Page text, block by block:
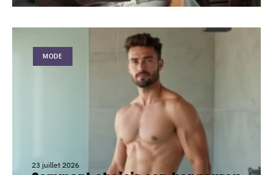
MODE
23 juillet 2026